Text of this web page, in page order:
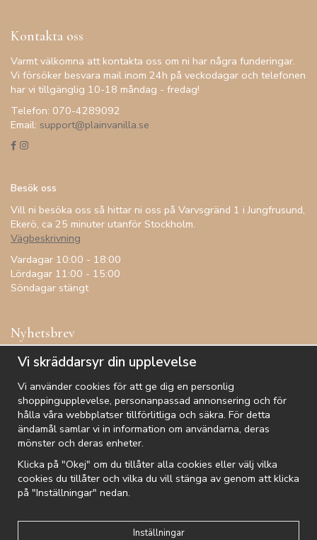
Kontakta oss
Varmt välkomna att kontakta oss om ni har några funderingar.
Vi försöker besvara mail inom 24h på veckodagar och telefonen
har vi tillgänglig 10-18 måndag - fredag!
Telefon: 070-4289092
Email: support@plainvanilla.se
Besök oss
Vill ni besöka oss så hittar ni oss på Varvsgränd 1 i Jungfrusund,
Ekerö, ca 25 minuter utanför Stockholm.
Vägbeskrivning
Vardagar 10:00 - 18:00
Lördagar 11:00 - 15:00
Söndagar stängt
Nyhetsbrev
Få inspiration, förtur till kampanjer, specialerbjudanden och
De uppgifter du matar in kommer endast användas till våra nyhetsbrev.
Logga in
Om cookies Integritetspolicy
Vi skräddarsyr din upplevelse
Vi använder cookies för att ge dig en personlig
shoppingupplevelse, personanpassad annonsering och för
hålla våra webbplatser tillförlitliga och säkra. För detta
ändamål samlar vi in information om användarna, deras
mönster och deras enheter.
Klicka på "Okej" om du tillåter alla cookies eller välj vilka
cookies du tillåter och vilka du vill stänga av genom att klicka
på "Inställningar" nedan.
Inställningar